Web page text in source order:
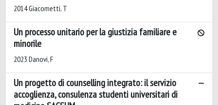
2014 Giacometti, T
Un processo unitario per la giustizia familiare e
minorile
2023 Danovi, F
Un progetto di counselling integrato: il servizio
accoglienza, consulenza studenti universitari di